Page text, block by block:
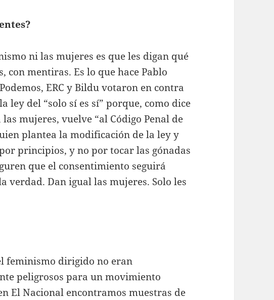
ni las mujeres es que les digan qué
con mentiras. Es lo que hace Pablo
ERC y Bildu votaron en contra
ley del “solo sí es sí” porque, como dice
mujeres, vuelve “al Código Penal de
plantea la modificación de la ley y
principios, y no por tocar las gónadas
que el consentimiento seguirá
verdad. Dan igual las mujeres. Solo les
feminismo dirigido no eran
peligrosos para un movimiento
El Nacional encontramos muestras de